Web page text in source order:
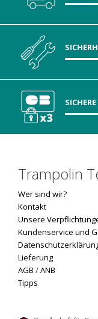
Trampolin
Wer sind wir?
Kontakt
Unsere
Kundenservice und
Lieferung
AGB /ANB
Tipps